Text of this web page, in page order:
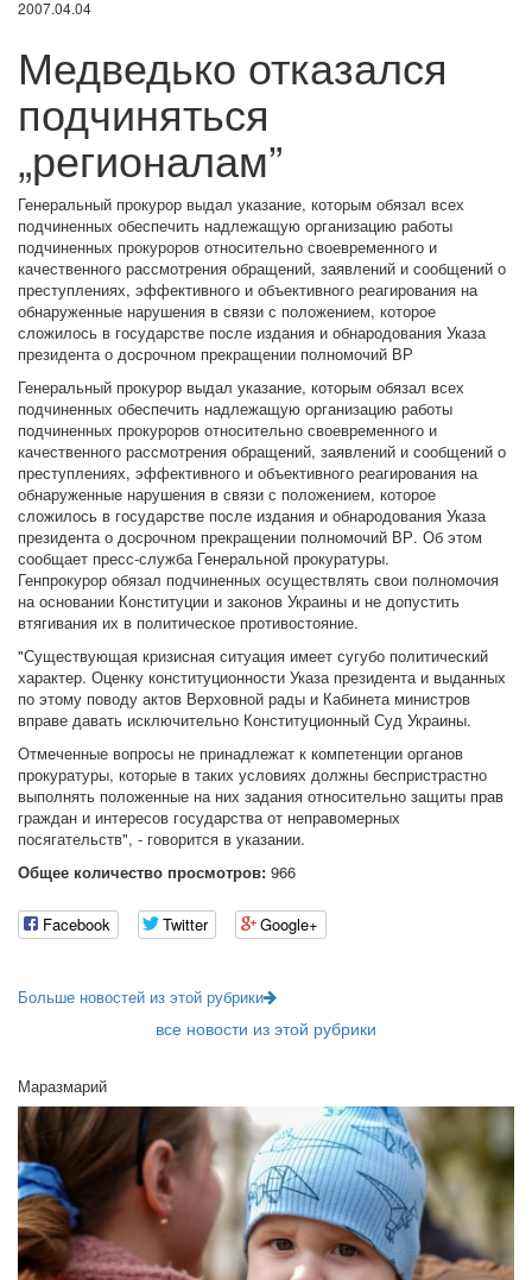
2007.04.04
Медведько отказался
подчиняться
„регионалам”
Генеральный прокурор выдал указание, которым обязал всех
подчиненных обеспечить надлежащую организацию работы
подчиненных прокуроров относительно своевременного и
качественного рассмотрения обращений, заявлений и сообщений о
преступлениях, эффективного и объективного реагирования на
обнаруженные нарушения в связи с положением, которое
сложилось в государстве после издания и обнародования Указа
президента о досрочном прекращении полномочий ВР
Генеральный прокурор выдал указание, которым обязал всех
подчиненных обеспечить надлежащую организацию работы
подчиненных прокуроров относительно своевременного и
качественного рассмотрения обращений, заявлений и сообщений о
преступлениях, эффективного и объективного реагирования на
обнаруженные нарушения в связи с положением, которое
сложилось в государстве после издания и обнародования Указа
президента о досрочном прекращении полномочий ВР. Об этом
сообщает пресс-служба Генеральной прокуратуры.
Генпрокурор обязал подчиненных осуществлять свои полномочия
на основании Конституции и законов Украины и не допустить
втягивания их в политическое противостояние.
"Существующая кризисная ситуация имеет сугубо политический
характер. Оценку конституционности Указа президента и выданных
по этому поводу актов Верховной рады и Кабинета министров
вправе давать исключительно Конституционный Суд Украины.
Отмеченные вопросы не принадлежат к компетенции органов
прокуратуры, которые в таких условиях должны беспристрастно
выполнять положенные на них задания относительно защиты прав
граждан и интересов государства от неправомерных
посягательств", - говорится в указании.
Общее количество просмотров: 966
Facebook Twitter Google+
Больше новостей из этой рубрики
все новости из этой рубрики
Маразмарий